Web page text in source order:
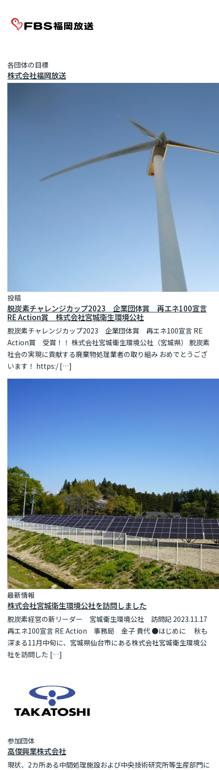
各団体の目標
株式会社福岡放送
投稿
脱炭素チャレンジカップ2023 企業団体賞 再エネ100宣言
RE Action賞 株式会社宮城衛生環境公社
脱炭素チャレンジカップ2023 企業団体賞 再エネ100宣言 RE
Action賞 受賞！！ 株式会社宮城衛生環境公社（宮城県） 脱炭素
社会の実現に貢献する廃棄物処理業者の取り組み おめでとうござ
います！ https:/ […]
最新情報
株式会社宮城衛生環境公社を訪問しました
脱炭素経営の新リーダー 宮城衛生環境公社 訪問記 2023.11.17
再エネ100宣言 RE Action 事務局 金子 貴代 ●はじめに 秋も
深まる11月中旬に、宮城県仙台市にある株式会社宮城衛生環境公
社を訪問した […]
参加団体
高俊興業株式会社
現状、2カ所ある中間処理施設および中央技術研究所等生産部門に